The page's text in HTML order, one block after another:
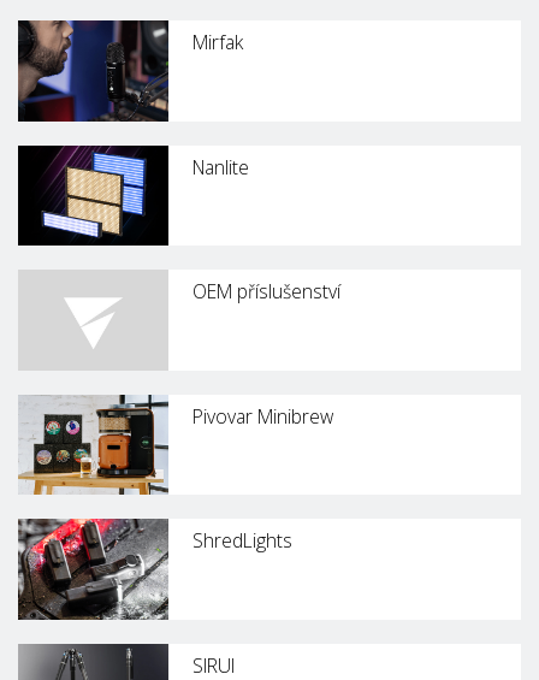
Mirfak
Nanlite
OEM příslušenství
Pivovar Minibrew
ShredLights
SIRUI